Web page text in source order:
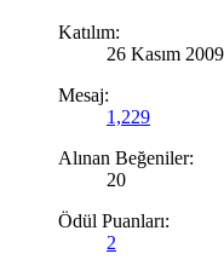
Katılım:
26 Kasım 2009
Mesaj:
1,229
Alınan Beğeniler:
20
Ödül Puanları:
2